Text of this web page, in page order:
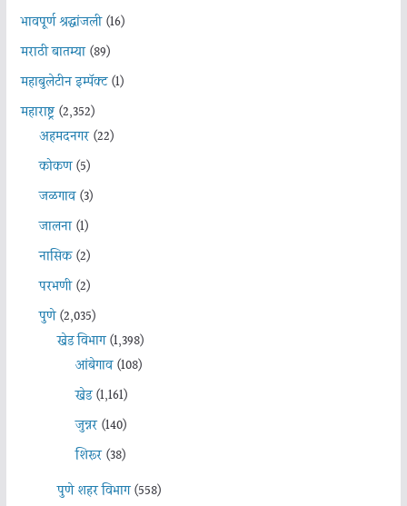
भावपूर्ण श्रद्धांजली(16)
मराठी बातम्या(89)
महाबुलेटीन इम्पॅक्ट(1)
महाराष्ट्र(2,352)
अहमदनगर(22)
कोकण(5)
जळगाव(3)
जालना(1)
नासिक(2)
परभणी(2)
पुणे(2,035)
खेड विभाग(1,398)
आंबेगाव(108)
खेड(1,161)
जुन्नर(140)
शिरूर(38)
पुणे शहर विभाग(558)